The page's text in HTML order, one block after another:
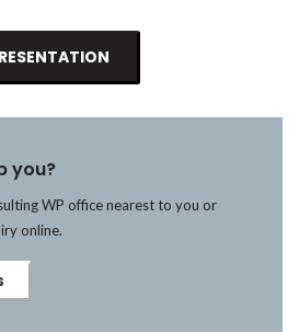
you?
WP office nearest to you or
online.